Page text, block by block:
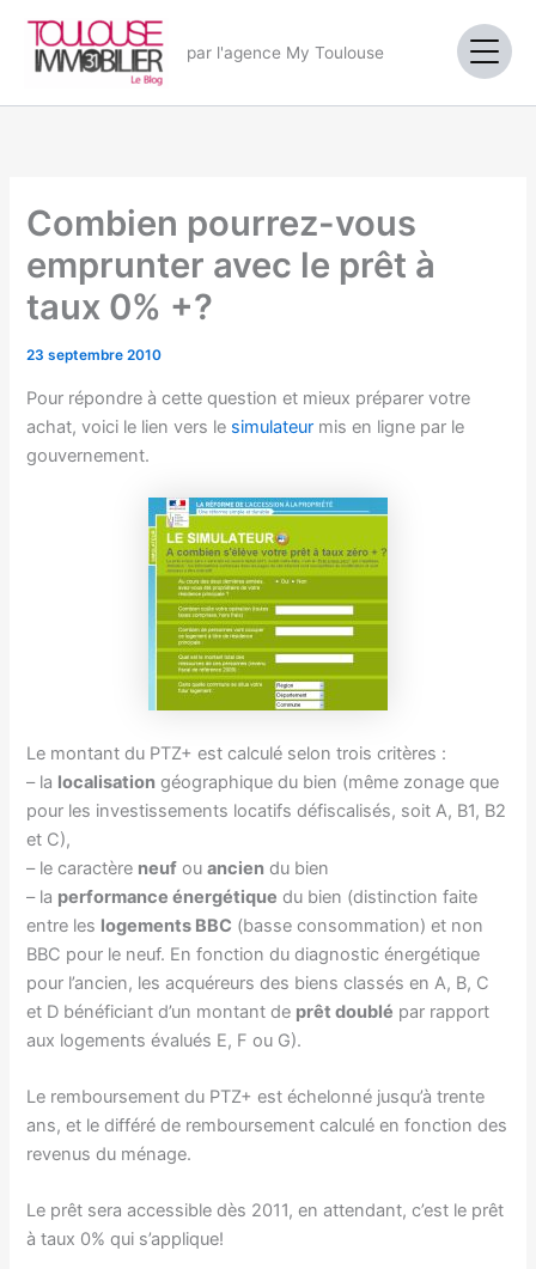
contenu
par l'agence My Toulouse
Combien pourrez-vous
emprunter avec le prêt à
taux 0% +?
23 septembre 2010
Pour répondre à cette question et mieux préparer votre
achat, voici le lien vers le simulateur mis en ligne par le
gouvernement.
Le montant du PTZ+ est calculé selon trois critères :
– la localisation géographique du bien (même zonage que
pour les investissements locatifs défiscalisés, soit A, B1, B2
et C),
– le caractère neuf ouancien du bien
– la performance énergétique du bien (distinction faite
entre les logements BBC (basse consommation) et non
BBC pour le neuf. En fonction du diagnostic énergétique
pour l’ancien, les acquéreurs des biens classés en A, B, C
et D bénéficiant d’un montant de prêt doublé par rapport
aux logements évalués E, F ou G).
Le remboursement du PTZ+ est échelonné jusqu’à trente
ans, et ledifféré de remboursement calculé en fonction des
revenus du ménage.
Le prêt sera accessible dès 2011, en attendant, c’est le prêt
à taux 0% qui s’applique!